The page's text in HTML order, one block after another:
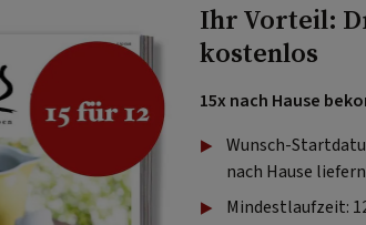
Ihr Vorteil:
kostenlos
15x nach Hause
Wunsch-
nach Hause
Mindestlaufzeit: